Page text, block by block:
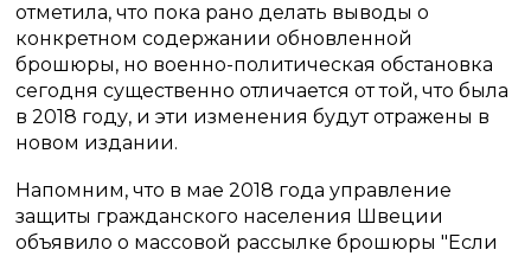
отметила, что пока рано делать выводы о
конкретном содержании обновленной
брошюры, но военно-политическая обстановка
сегодня существенно отличается от той, что была
в 2018 году, и эти изменения будут отражены в
новом издании.
Напомним, что в мае 2018 года управление
защиты гражданского населения Швеции
объявило о массовой рассылке брошюры "Если